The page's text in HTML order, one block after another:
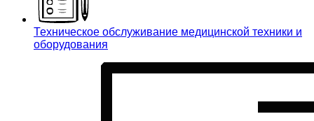
Техническое обслуживание медицинской техники и
оборудования